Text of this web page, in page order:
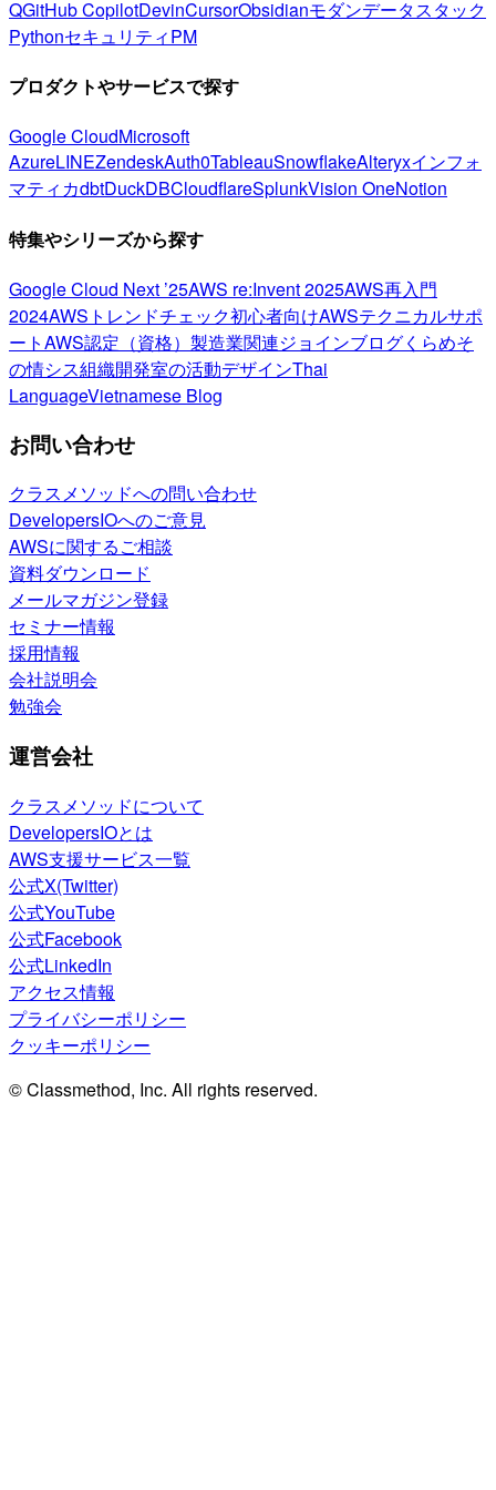
QGitHub CopilotDevinCursorObsidianモダンデータスタック
PythonセキュリティPM
プロダクトやサービスで探す
Google CloudMicrosoft
AzureLINEZendeskAuth0TableauSnowflakeAlteryxインフォ
マティカdbtDuckDBCloudflareSplunkVision OneNotion
特集やシリーズから探す
Google Cloud Next ’25AWS re:Invent 2025AWS再入門
2024AWSトレンドチェック初心者向けAWSテクニカルサポ
ートAWS認定（資格） 製造業関連ジョインブログくらめそ
の情シス組織開発室の活動デザインThai
LanguageVietnamese Blog
お問い合わせ
クラスメソッドへの問い合わせ
DevelopersIOへのご意見
AWSに関するご相談
資料ダウンロード
メールマガジン登録
セミナー情報
採用情報
会社説明会
勉強会
運営会社
クラスメソッドについて
DevelopersIOとは
AWS支援サービス一覧
公式X(Twitter)
公式YouTube
公式Facebook
公式LinkedIn
アクセス情報
プライバシーポリシー
クッキーポリシー
© Classmethod, Inc. All rights reserved.